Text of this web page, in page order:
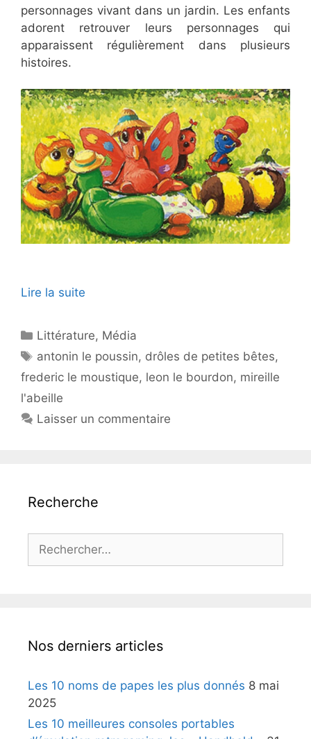
personnages vivant dans un jardin. Les enfants
adorent retrouver leurs personnages qui
apparaissent régulièrement dans plusieurs
histoires.
Lire la suite
Catégories
Littérature, Média
Étiquettes
antonin le poussin, drôles de petites bêtes,
frederic le moustique, leon le bourdon, mireille
l'abeille
Laisser un commentaire
Recherche
Nos derniers articles
Les 10 noms de papes les plus donnés 8 mai
2025
Les 10 meilleures consoles portables